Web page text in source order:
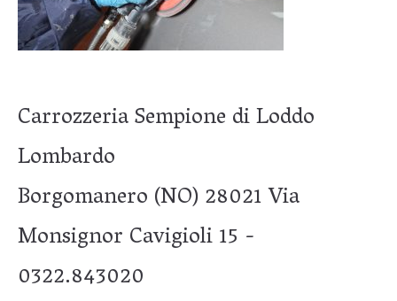
Carrozzeria Sempione di Loddo
Lombardo
Borgomanero (NO) 28021 Via
Monsignor Cavigioli 15 -
0322.843020